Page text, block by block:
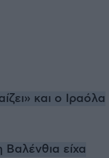
και ο Ιραόλα
είχα